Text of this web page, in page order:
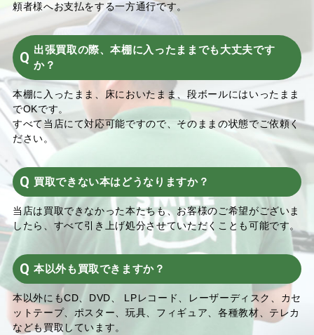
頼者様へお支払をする一方通行です。
出張買取の際、本棚に入ったままでも大丈夫です
か？
本棚に入ったまま、床においたまま、段ボールにはいったまま
でOKです。
すべて当店にて対応可能ですので、そのままの状態でご依頼く
ださい。
買取できない本はどうなりますか？
当店は買取できなかった本たちも、お客様のご希望がございま
したら、すべて引き上げ処分させていただくことも可能です。
本以外も買取できますか？
本以外にもCD、DVD、 LPレコード、レーザーディスク、カセ
ットテープ、ポスター、玩具、フィギュア、各種教材、テレカ
なども買取しています。